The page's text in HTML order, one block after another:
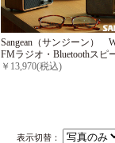
Sangean（サンジーン）
FMラジオ・Bluetoothスピ
￥13,970(税込)
表示切替：